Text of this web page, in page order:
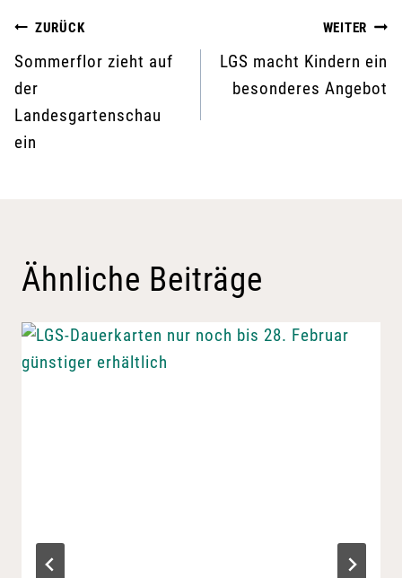
Beitragsnavigation
ZURÜCK
Sommerflor zieht auf
der
Landesgartenschau
ein
WEITER
LGS macht Kindern ein
besonderes Angebot
Ähnliche Beiträge